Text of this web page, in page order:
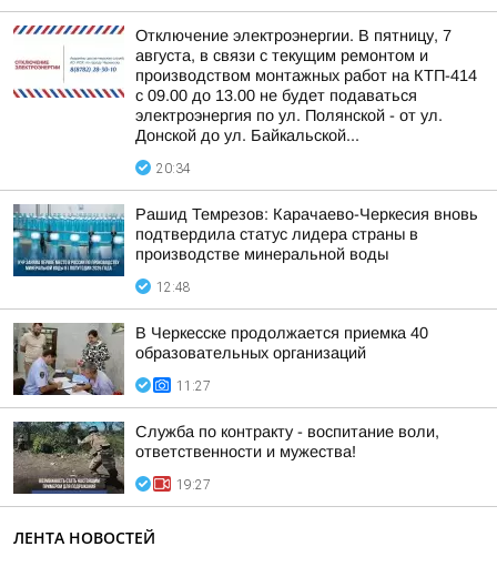
Отключение электроэнергии. В пятницу, 7
августа, в связи с текущим ремонтом и
производством монтажных работ на КТП-414
с 09.00 до 13.00 не будет подаваться
электроэнергия по ул. Полянской - от ул.
Донской до ул. Байкальской...
20:34
Рашид Темрезов: Карачаево-Черкесия вновь
подтвердила статус лидера страны в
производстве минеральной воды
12:48
В Черкесске продолжается приемка 40
образовательных организаций
11:27
Служба по контракту - воспитание воли,
ответственности и мужества!
19:27
ЛЕНТА НОВОСТЕЙ